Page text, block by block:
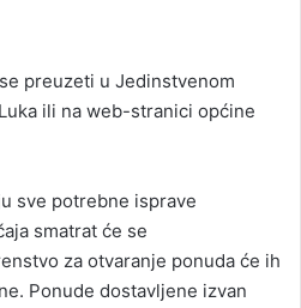
preuzeti u Jedinstvenom
ili na web-stranici općine
sve potrebne isprave
smatrat će se
za otvaranje ponuda će ih
Ponude dostavljene izvan